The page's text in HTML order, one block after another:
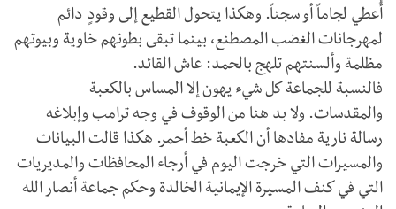
أُعطي لجاماً أو سجناً. وهكذا يتحول القطيع إلى وقودٍ دائم
لمهرجانات الغضب المصطنع، بينما تبقى بطونهم خاوية وبيوتهم
مظلمة وألسنتهم تلهج بالحمد: عاش القائد.
فالنسبة للجماعة كل شيء يهون إلا المساس بالكعبة
والمقدسات. ولا بد هنا من الوقوف في وجه ترامب وإبلاغه
رسالة نارية مفادها أن الكعبة خط أحمر. هكذا قالت البيانات
والمسيرات التي خرجت اليوم في أرجاء المحافظات والمديريات
التي في كنف المسيرة الإيمانية الخالدة وحكم جماعة أنصار الله